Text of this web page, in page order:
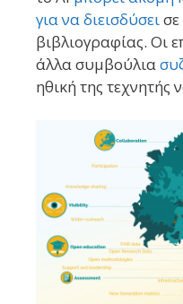
για να διεισδύσεισε
βιβλιογραφίας. Οι
άλλα συμβούλια
ηθική της τεχνητής